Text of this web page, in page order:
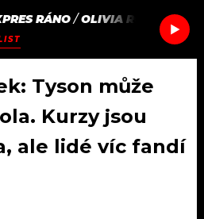
JAK
SEZNAM.CZ
RÁNO/OLIVIA RODRIGO
Tyson může
Kurzy jsou
ale lidé víc fandí